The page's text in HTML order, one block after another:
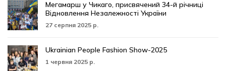
Мегамарш у Чикаго, присвячений 34-й річниці
Відновлення Незалежності України
27 серпня 2025 р.
Ukrainian People Fashion Show-2025
1 червня 2025 р.